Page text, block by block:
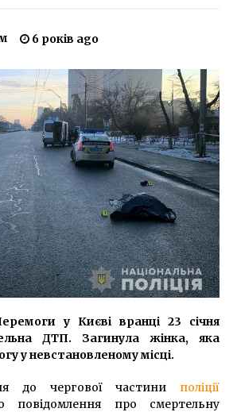
років ago
ухвалила держбюджет-2021
6 років ago
Русанівці грабіжники підірвали банкомат
із відділенням «Ощадбанку»
років ago
Лето влаштував імпровізований
на пішохідному мосту
років ago
постановив знести багатоповерхівку на
років ago
років ago
6 років ago
у Києві вранці 23 січня
ДТП. Загинула жінка, яка
у невстановленому місці.
до чергової частини поліції
повідомлення про смертельну